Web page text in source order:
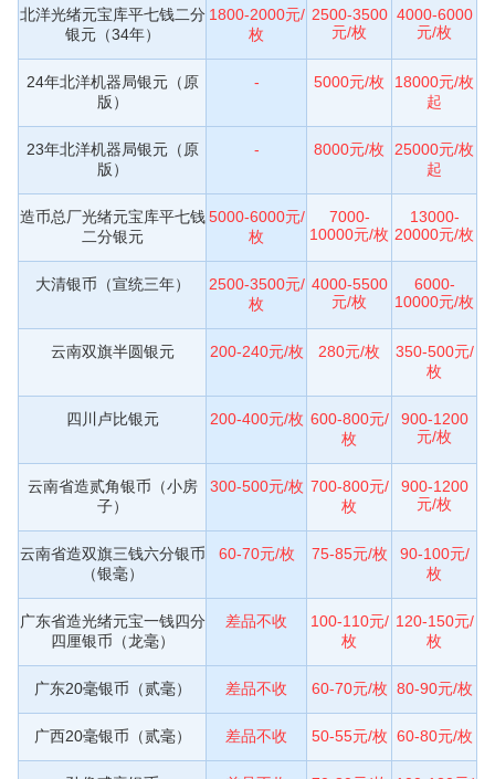
北洋光绪元宝库平七钱二分
银元（34年）
1800-2000元/
枚
2500-3500
元/枚
4000-6000
元/枚
24年北洋机器局银元（原
版）
- 5000元/枚
18000元/枚
起
23年北洋机器局银元（原
版）
- 8000元/枚
25000元/枚
起
造币总厂光绪元宝库平七钱
二分银元
5000-6000元/
枚
7000-
10000元/枚
13000-
20000元/枚
大清银币（宣统三年）
2500-3500元/
枚
4000-5500
元/枚
6000-
10000元/枚
云南双旗半圆银元 200-240元/枚 280元/枚
350-500元/
枚
四川卢比银元 200-400元/枚 600-800元/
枚
900-1200
元/枚
云南省造贰角银币（小房
子）
300-500元/枚 700-800元/
枚
900-1200
元/枚
云南省造双旗三钱六分银币
（银毫）
60-70元/枚 75-85元/枚
90-100元/
枚
广东省造光绪元宝一钱四分
四厘银币（龙毫）
差品不收
100-110元/
枚
120-150元/
枚
广东20毫银币（贰毫） 差品不收 60-70元/枚 80-90元/枚
广西20毫银币（贰毫） 差品不收 50-55元/枚 60-80元/枚